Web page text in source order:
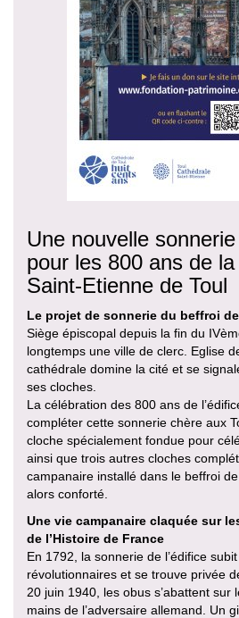
Une nouvelle
pour les 800 ans de
Saint-Etienne de Toul
Le projet de sonnerie du beffroi
Siège épiscopal depuis la fin du
longtemps une ville de clerc. Eglise
cathédrale domine la cité et se
ses cloches.
La célébration des 800 ans de
compléter cette sonnerie chère aux
cloche spécialement fondue pour
ainsi que trois autres cloches
campanaire installé dans le beffroi
alors conforté.
Une vie campanaire claquée sur
de l’Histoire de France
En 1792, la sonnerie de l’édifice
révolutionnaires et se trouve privée
20 juin 1940, les obus s’abattent sur
mains de l’adversaire allemand. Un